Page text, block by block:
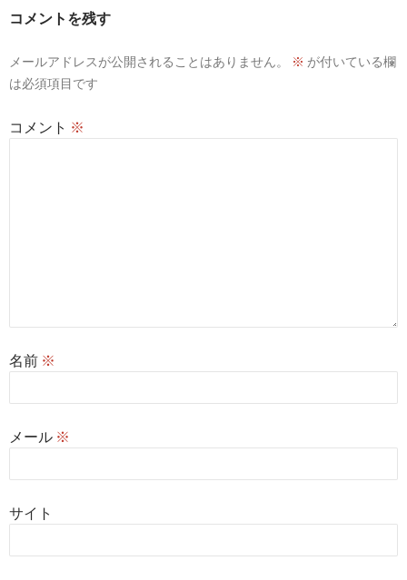
ョ
コメントを残す
メールアドレスが公開されることはありません。 ※ が付いている欄
は必須項目です
コメント ※
名前 ※
メール ※
サイト